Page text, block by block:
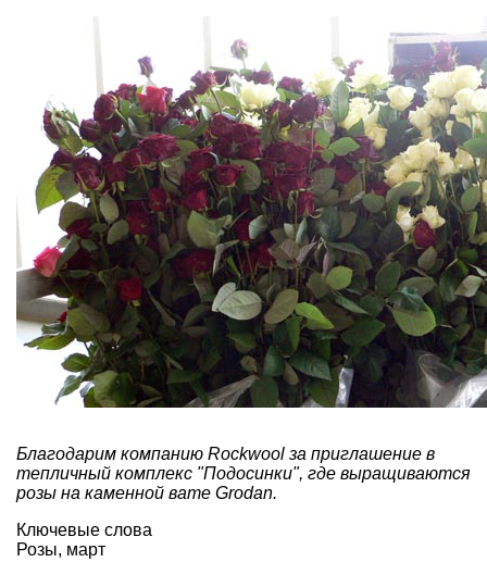
Благодарим компанию Rockwool за приглашение в
тепличный комплекс "Подосинки", где выращиваются
розы на каменной вате Grodan.
Ключевые слова
Розы, март